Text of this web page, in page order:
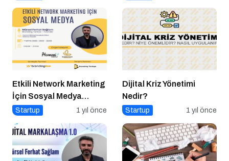
Etkili Network Marketing
İçin Sosyal Medya
Etkinliği İçin Geri Sayım!
Startup 1 yıl önce
Dijital Kriz Yönetimi
Nedir?
Startup 1 yıl önce